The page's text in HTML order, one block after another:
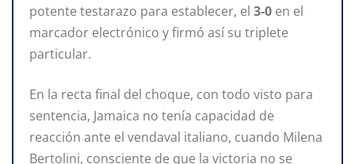
potente testarazo para establecer, el 3-0 en el
marcador electrónico y firmó así su triplete
particular.
En la recta final del choque, con todo visto para
sentencia, Jamaica no tenía capacidad de
reacción ante el vendaval italiano, cuando Milena
Bertolini, consciente de que la victoria no se